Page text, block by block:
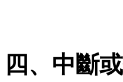
四、中斷